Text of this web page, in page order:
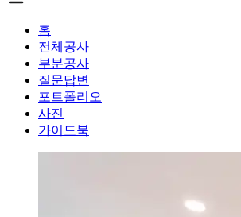
홈
전체공사
부분공사
질문답변
포트폴리오
사진
가이드북